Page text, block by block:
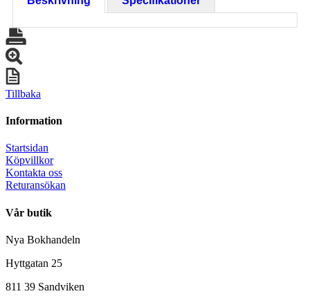
Tillbaka
Information
Startsidan
Köpvillkor
Kontakta oss
Returansökan
Vår butik
Nya Bokhandeln
Hyttgatan 25
811 39 Sandviken